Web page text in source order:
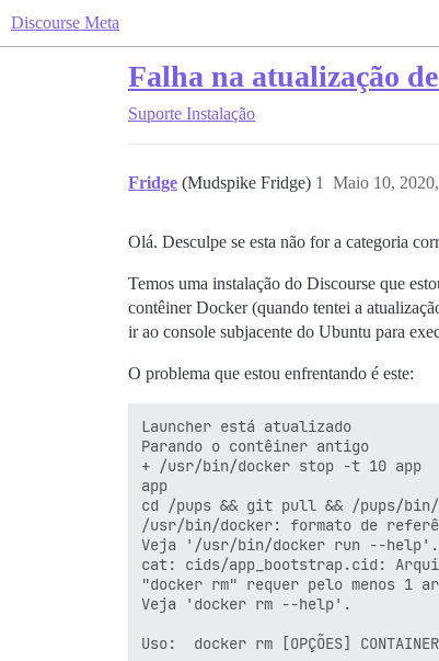
Discourse Meta
Falha na atualização
Suporte Instalação
Fridge (Mudspike Fridge) Maio 10,
1
Olá. Desculpe se esta não for a categoria
Temos uma instalação do Discourse que
contêiner Docker (quando tentei a
ir ao console subjacente do Ubuntu para
O problema que estou enfrentando é este:
Launcher está atualizado
Parando o contêiner antigo
+ /usr/bin/docker stop -t 10 app
app
cd /pups && git pull && /pups/
/usr/bin/docker: formato de
Veja '/usr/bin/docker run --help'.
cat: cids/app_bootstrap.cid:
"docker rm" requer pelo menos 1
Veja 'docker rm --help'.
Uso:  docker rm [OPÇÕES]